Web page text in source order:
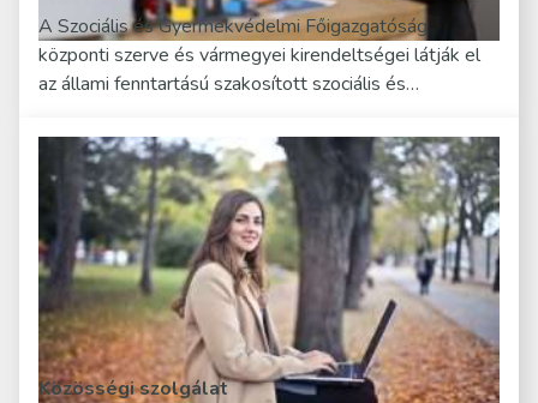
A Szociális és Gyermekvédelmi Főigazgatóság
központi szerve és vármegyei kirendeltségei látják el
az állami fenntartású szakosított szociális és…
Közösségi szolgálat